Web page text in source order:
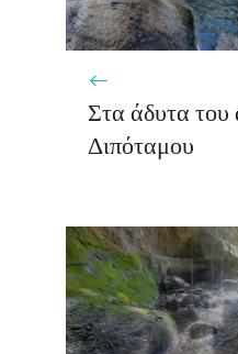
Στα άδυτα
Διπόταμου